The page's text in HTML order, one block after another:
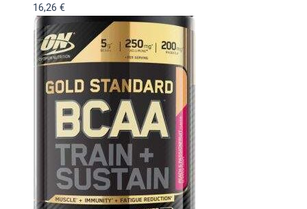
16,26 €